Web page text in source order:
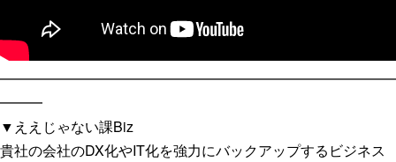
━━━━━━━━━━━━━━━━━━━━━━━━━━━━
━━━
▼ええじゃない課Biz
貴社の会社のDX化やIT化を強力にバックアップするビジネス